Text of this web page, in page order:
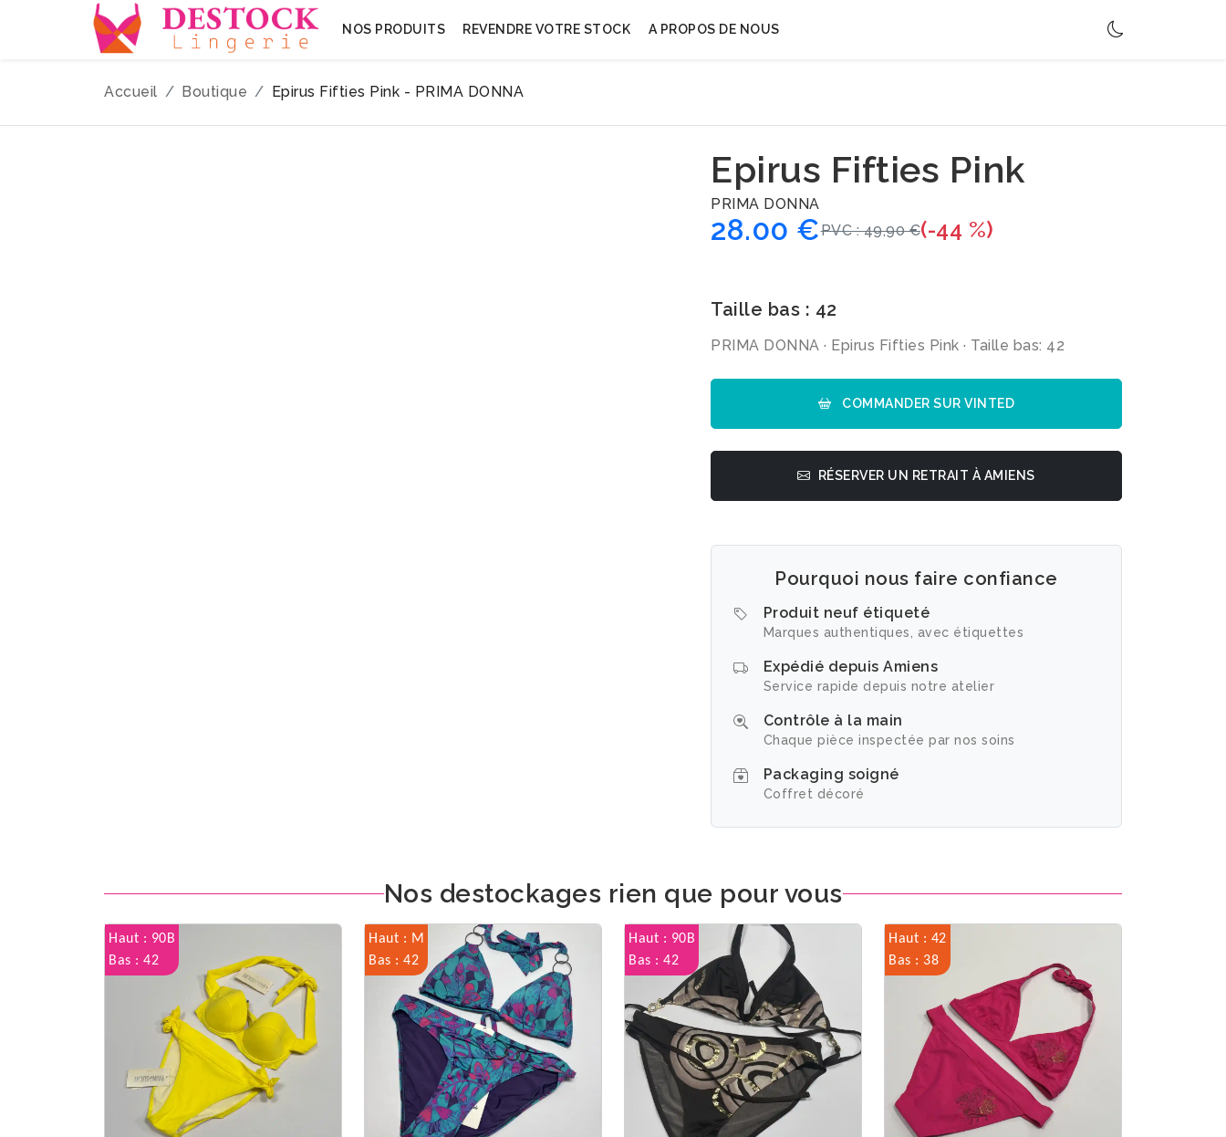
NOS PRODUITS REVENDRE VOTRE STOCK A PROPOS DE NOUS
Accueil Boutique Epirus Fifties Pink - PRIMA DONNA
Epirus Fifties Pink
PRIMA DONNA
28.00 €PVC : 49,90 €(-44 %)
Taille bas : 42
PRIMA DONNA · Epirus Fifties Pink · Taille bas: 42
COMMANDER SUR VINTED
RÉSERVER UN RETRAIT À AMIENS
Pourquoi nous faire confiance
Produit neuf étiqueté
Marques authentiques, avec étiquettes
Expédié depuis Amiens
Service rapide depuis notre atelier
Contrôle à la main
Chaque pièce inspectée par nos soins
Packaging soigné
Coffret décoré
Nos destockages rien que pour vous
Haut : 90B
Bas : 42
Haut : M
Bas : 42
Haut : 90B
Bas : 42
Haut : 42
Bas : 38